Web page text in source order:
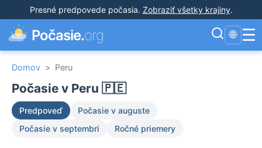
Presné predpovede počasia. Zobraziť všetky krajiny.
Počasie.org 🌐 ☰
Domov > Peru
Počasie v Peru 🇵🇪
Predpoveď
Počasie v auguste
Počasie v septembri
Ročné priemery